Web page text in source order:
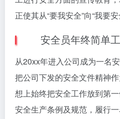
正使其从“要我安全”向“我要安
安全员年终简单工
从20xx年进入公司成为一名
把公司下发的安全文件精神
想上始终把安全工作放到第
安全生产条例及规范，履行